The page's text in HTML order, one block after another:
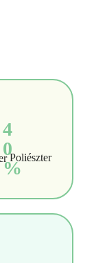
4
0
%
Poliészter